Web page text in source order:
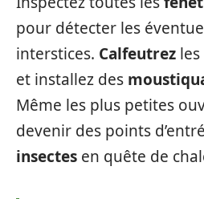
pour détecter les
interstices. Calfeutrez
et installez des
Même les plus petites
devenir des points
insectes en quête de